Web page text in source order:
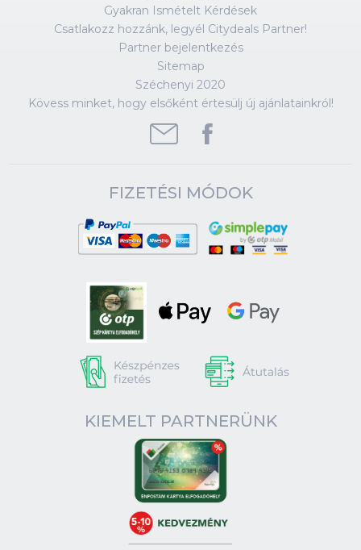
Gyakran Ismételt Kérdések
Csatlakozz hozzánk, legyél Citydeals Partner!
Partner bejelentkezés
Sitemap
Széchenyi 2020
Kövess minket, hogy elsőként értesülj új ajánlatainkról!
FIZETÉSI MÓDOK
KIEMELT PARTNERÜNK